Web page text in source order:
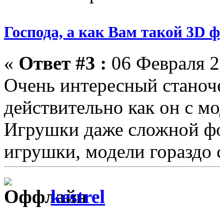
Господа, а как Вам такой 3D
« Ответ #3 : 06 Февраля
Очень интересный
действительно как он с
Игрушки даже сложной
игрушки, модели гораздо
kestrel